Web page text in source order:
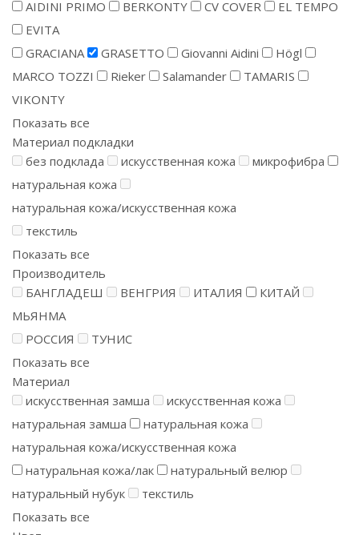
AIDINI PRIMO BERKONTY CV COVER
EL TEMPO
EVITA
GRACIANA
GRASETTO Giovanni Aidini
Högl
MARCO TOZZI
Rieker Salamander
TAMARIS
VIKONTY
Показать все
Материал подкладки
без подклада
искусственная кожа
микрофибра
натуральная кожа
натуральная кожа/искусственная кожа
текстиль
Показать все
Производитель
БАНГЛАДЕШ
ВЕНГРИЯ ИТАЛИЯ
КИТАЙ
МЬЯНМА
РОССИЯ
ТУНИС
Показать все
Материал
искусственная замша
искусственная кожа
натуральная замша
натуральная кожа
натуральная кожа/искусственная кожа
натуральная кожа/лак
натуральный велюр
натуральный нубук
текстиль
Показать все